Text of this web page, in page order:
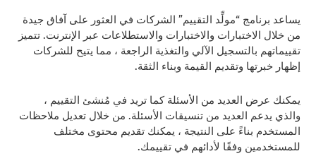
يساعد برنامج “مولِّد التقييم” الشركات في العثور على آفاق جيدة
من خلال الاختبارات والاختبارات والاستطلاعات عبر الإنترنت. تتميز
تقييماتهم بالتسجيل الآلي والتغذية الراجعة ، مما يتيح للشركات
إظهار خبرتها وتقديم القيمة وبناء الثقة.
يمكنك عرض العديد من الأسئلة كما تريد في مُنشئ التقييم ،
والذي يدعم العديد من تنسيقات الأسئلة. من خلال تعديل ملاحظات
المستخدم بناءً على النتيجة ، يمكنك تقديم محتوى مختلف
للمستخدمين وفقًا لأدائهم في تقييمك.